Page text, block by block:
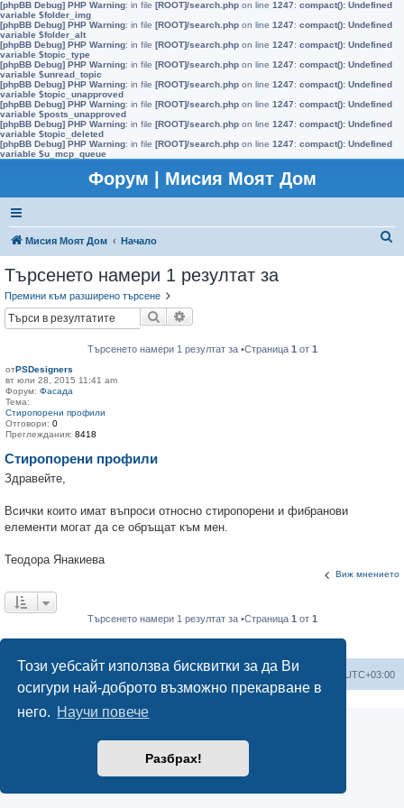
Този уебсайт използва бисквитки за да Ви
осигури най-доброто възможно прекарване в
него. Научи повече
Разбрах!
[phpBB Debug] PHP Warning: in file [ROOT]/search.php on line 1247: compact(): Undefined
variable $folder_img
[phpBB Debug] PHP Warning: in file [ROOT]/search.php on line 1247: compact(): Undefined
variable $folder_alt
[phpBB Debug] PHP Warning: in file [ROOT]/search.php on line 1247: compact(): Undefined
variable $topic_type
[phpBB Debug] PHP Warning: in file [ROOT]/search.php on line 1247: compact(): Undefined
variable $unread_topic
[phpBB Debug] PHP Warning: in file [ROOT]/search.php on line 1247: compact(): Undefined
variable $topic_unapproved
[phpBB Debug] PHP Warning: in file [ROOT]/search.php on line 1247: compact(): Undefined
variable $posts_unapproved
[phpBB Debug] PHP Warning: in file [ROOT]/search.php on line 1247: compact(): Undefined
variable $topic_deleted
[phpBB Debug] PHP Warning: in file [ROOT]/search.php on line 1247: compact(): Undefined
variable $u_mcp_queue
Форум | Мисия Моят Дом
Мисия Моят Дом Начало
Търсенето намери 1 резултат за
Премини към разширено търсене
Търсене
Търсенето намери 1 резултат за •Страница 1 от 1
отPSDesigners
вт юли 28, 2015 11:41 am
Форум: Фасада
Тема:
Стиропорени профили
Отговори: 0
Преглеждания: 8418
Стиропорени профили
Здравейте,
Всички които имат въпроси относно стиропорени и фибранови
елементи могат да се обръщат към мен.
Теодора Янакиева
Виж мнението
Търсенето намери 1 резултат за •Страница 1 от 1
Мисия Моят Дом Начало Всички времена са според UTC+03:00